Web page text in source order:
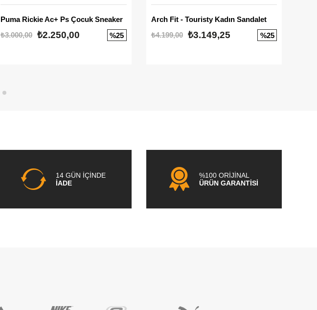
Puma Rickie Ac+ Ps Çocuk Sneaker
₺3.000,00 ₺2.250,00 %25
Arch Fit - Touristy Kadın Sandalet
₺4.199,00
₺3.149,25 %25
14 GÜN İÇİNDE
İADE
%100 ORİJİNAL
ÜRÜN GARANTİSİ